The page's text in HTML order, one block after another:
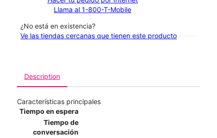
Llama al 1-800-T-Mobile
¿No está en existencia?
Ve las tiendas cercanas que tienen este producto
Description
Características principales
Tiempo en espera
Tiempo de
conversación